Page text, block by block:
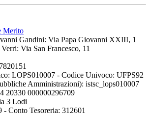
Merito
Gandini: Via Papa Giovanni XXIII, 1
Via San Francesco, 11
LOPS010007 - Codice Univoco: UFPS92
Amministrazioni): istsc_lops010007
20330 000000296709
3 Lodi
- Conto Tesoreria: 312601